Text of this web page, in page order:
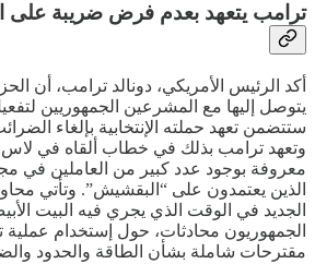
ترامب يتعهد بعدم فرض ضريبة على
أكد الرئيس الأمريكي، دونالد ترامب، أن
يتوصل إليها مع المشرعين الجمهوريين
ستتضمن تعهد حملته الإنتخابية بإلغاء
وتعهد ترامب بذلك في خطاب ألقاه في
معروفة بوجود عدد كبير من العاملين في
الذين يعتمدون على “البقشيش”. وتأتي
الجديد في الوقت الذي يجري فيه البيت
الجمهوريون محادثات، حول إستخدام عملية
مقترحات شاملة بشأن الطاقة والحدود